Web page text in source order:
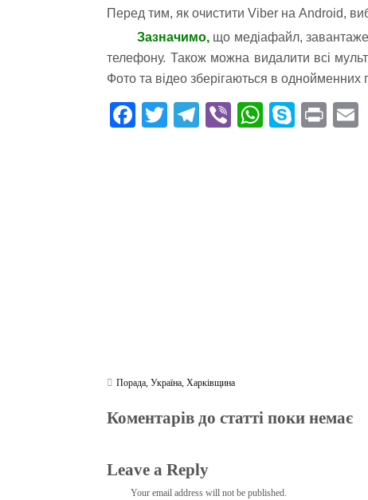
Перед тим, як очистити Viber на Android,
Зазначимо,що медіафайл,
телефону. Також можна видалити всі
Фото та відео зберігаються в однойменних
Fa T
Te Vi
W
S
Pr
Порада ,Україна ,Харківщина
Коментарів до статті поки немає
Leave a Reply
Your email address will not be published.